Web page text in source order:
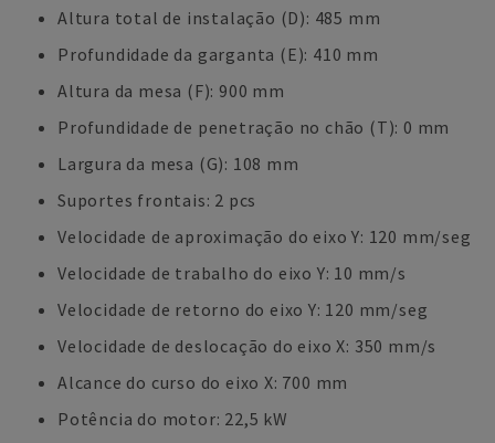
Altura total de instalação (D): 485 mm
Profundidade da garganta (E): 410 mm
Altura da mesa (F): 900 mm
Profundidade de penetração no chão (T): 0 mm
Largura da mesa (G): 108 mm
Suportes frontais: 2 pcs
Velocidade de aproximação do eixo Y: 120 mm/seg
Velocidade de trabalho do eixo Y: 10 mm/s
Velocidade de retorno do eixo Y: 120 mm/seg
Velocidade de deslocação do eixo X: 350 mm/s
Alcance do curso do eixo X: 700 mm
Potência do motor: 22,5 kW